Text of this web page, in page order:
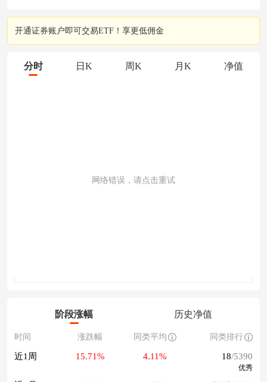
开通证券账户即可交易ETF！享更低佣金
分时 日K 周K 月K 净值
网络错误，请点击重试
阶段涨幅 历史净值
时间 涨跌幅 同类平均 同类排行
近1周 15.71% 4.11% 18/5390
优秀